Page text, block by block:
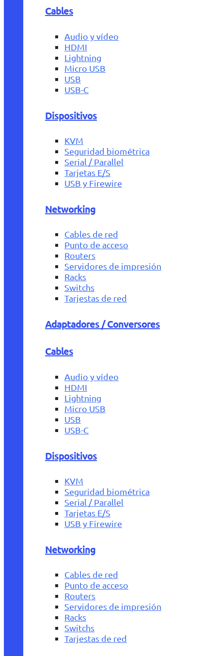
Cables
Audio y vídeo
HDMI
Lightning
Micro USB
USB
USB-C
Dispositivos
KVM
Seguridad biométrica
Serial / Parallel
Tarjetas E/S
USB y Firewire
Networking
Cables de red
Punto de acceso
Routers
Servidores de impresión
Racks
Switchs
Tarjestas de red
Adaptadores / Conversores
Cables
Audio y vídeo
HDMI
Lightning
Micro USB
USB
USB-C
Dispositivos
KVM
Seguridad biométrica
Serial / Parallel
Tarjetas E/S
USB y Firewire
Networking
Cables de red
Punto de acceso
Routers
Servidores de impresión
Racks
Switchs
Tarjestas de red